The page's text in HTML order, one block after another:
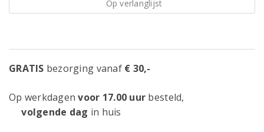
Op verlanglijst
GRATIS bezorging vanaf € 30,-
Op werkdagenvoor 17.00 uur besteld,
volgende dag in huis